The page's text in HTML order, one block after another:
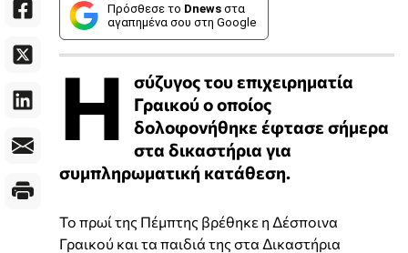
Πρόσθεσε το Dnews στα
αγαπημένα σου στη Google
Η
σύζυγος του επιχειρηματία
Γραικού ο οποίος
δολοφονήθηκε έφτασε σήμερα
στα δικαστήρια για
συμπληρωματική κατάθεση.
Το πρωί της Πέμπτης βρέθηκε η Δέσποινα
Γραικού και τα παιδιά της στα Δικαστήρια